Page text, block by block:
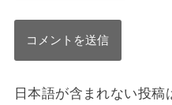
日本語が含まれない投